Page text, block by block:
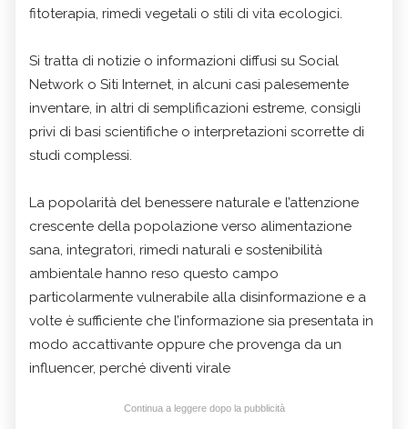
fitoterapia, rimedi vegetali o stili di vita ecologici.
Si tratta di notizie o informazioni diffusi su Social
Network o Siti Internet, in alcuni casi palesemente
inventare, in altri di semplificazioni estreme, consigli
privi di basi scientifiche o interpretazioni scorrette di
studi complessi.
La popolarità del benessere naturale e l’attenzione
crescente della popolazione verso alimentazione
sana, integratori, rimedi naturali e sostenibilità
ambientale hanno reso questo campo
particolarmente vulnerabile alla disinformazione e a
volte è sufficiente che l’informazione sia presentata in
modo accattivante oppure che provenga da un
influencer, perché diventi virale
Continua a leggere dopo la pubblicità